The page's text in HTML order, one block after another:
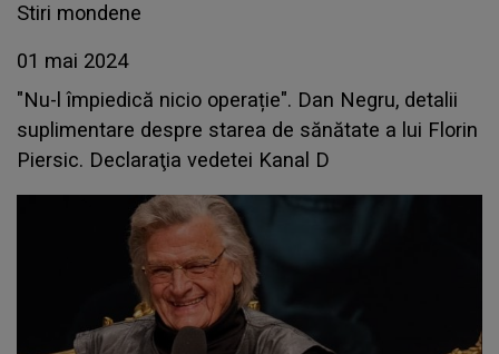
Stiri mondene
01 mai 2024
"Nu-l împiedică nicio operație". Dan Negru, detalii
suplimentare despre starea de sănătate a lui Florin
Piersic. Declaraţia vedetei Kanal D